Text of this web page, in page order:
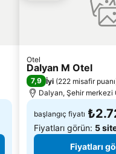
Ağa Cami
Otel
Dalyan M Otel
7,9 İyi (222 misafir puanı
Dalyan, Şehir merkezi
başlangıç fiyatı
Fiyatları görün: 5
Fiyatları